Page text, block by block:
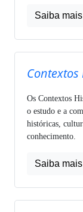
Saiba mais
Os Contextos
o estudo e a
históricas,
conhecimento.
Saiba mais